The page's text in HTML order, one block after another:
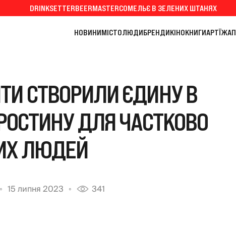
DRINKSETTERBEERMASTERСОМЕЛЬЄ В ЗЕЛЕНИХ ШТАНЯХ
НОВИНИМІСТОЛЮДИБРЕНДИКІНОКНИГИАРТЇЖА
СТВОРИЛИ ЄДИНУ В
ДЛЯ ЧАСТКОВО
ЛЮДЕЙ
15 липня 2023 341